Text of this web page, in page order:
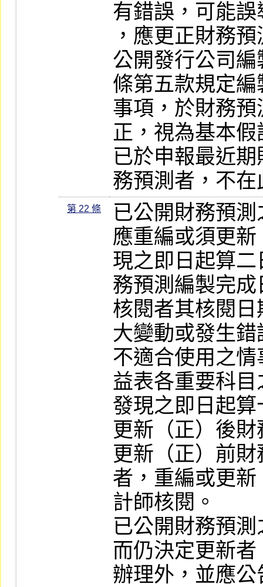
有錯誤，可能
，應更正財務
公開發行公司
條第五款規定
事項，於財務
正，視為基本
已於申報最近
務預測者，不在
第 22 條
已公開財務預
應重編或須更
現之即日起算
務預測編製完
核閱者其核閱
大變動或發生
不適合使用之
益表各重要科
發現之即日起
更新（正）後
更新（正）前
者，重編或更
計師核閱。
已公開財務預
而仍決定更新
辦理外，並應